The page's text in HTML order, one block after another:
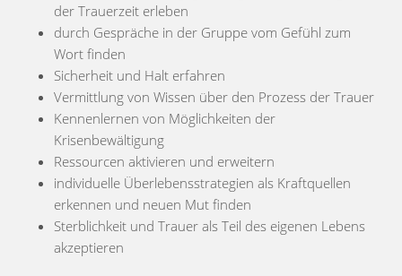
der Trauerzeit erleben
durch Gespräche in der Gruppe vom Gefühl zum
Wort finden
Sicherheit und Halt erfahren
Vermittlung von Wissen über den Prozess der Trauer
Kennenlernen von Möglichkeiten der
Krisenbewältigung
Ressourcen aktivieren und erweitern
individuelle Überlebensstrategien als Kraftquellen
erkennen und neuen Mut finden
Sterblichkeit und Trauer als Teil des eigenen Lebens
akzeptieren